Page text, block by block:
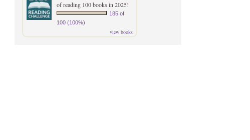
of reading 100 books in 2025!
185 of
100 (100%)
view books